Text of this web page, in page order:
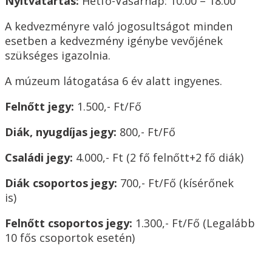
A kedvezményre való jogosultságot minden
esetben a kedvezmény igénybe vevőjének
szükséges igazolnia.
A múzeum látogatása 6 év alatt ingyenes.
Felnőtt jegy: 1.500,- Ft/Fő
Diák, nyugdíjas jegy: 800,- Ft/Fő
Családi jegy: 4.000,- Ft (2 fő felnőtt+2 fő diák)
Diák csoportos jegy: 700,- Ft/Fő (kísérőnek
is)
Felnőtt csoportos jegy: 1.300,- Ft/Fő (Legalább
10 fős csoportok esetén)